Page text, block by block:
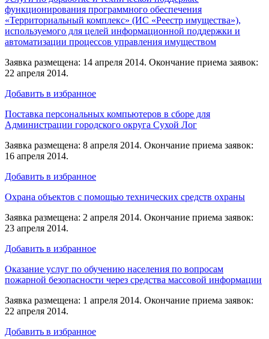
функционирования программного обеспечения
«Территориальный комплекс» (ИС «Реестр имущества»),
используемого для целей информационной поддержки и
автоматизации процессов управления имуществом
Заявка размещена: 14 апреля 2014. Окончание приема заявок:
22 апреля 2014.
Добавить в избранное
Поставка персональных компьютеров в сборе для
Администрации городского округа Сухой Лог
Заявка размещена: 8 апреля 2014. Окончание приема заявок:
16 апреля 2014.
Добавить в избранное
Охрана объектов с помощью технических средств охраны
Заявка размещена: 2 апреля 2014. Окончание приема заявок:
23 апреля 2014.
Добавить в избранное
Оказание услуг по обучению населения по вопросам
пожарной безопасности через средства массовой информации
Заявка размещена: 1 апреля 2014. Окончание приема заявок:
22 апреля 2014.
Добавить в избранное